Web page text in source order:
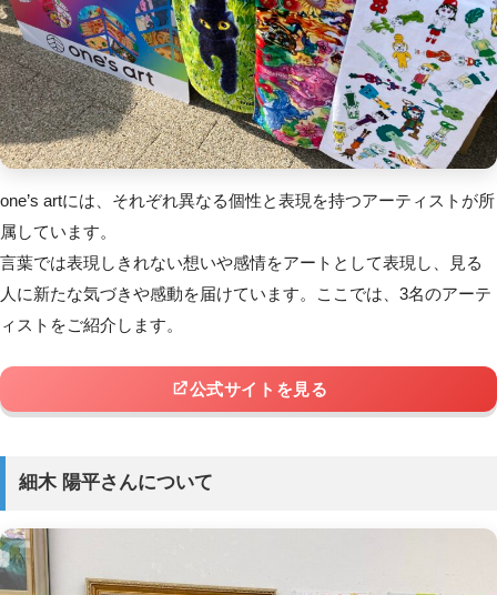
one’s artには、それぞれ異なる個性と表現を持つアーティストが所
属しています。
言葉では表現しきれない想いや感情をアートとして表現し、見る
人に新たな気づきや感動を届けています。ここでは、3名のアーテ
ィストをご紹介します。
公式サイトを見る
細木 陽平さんについて